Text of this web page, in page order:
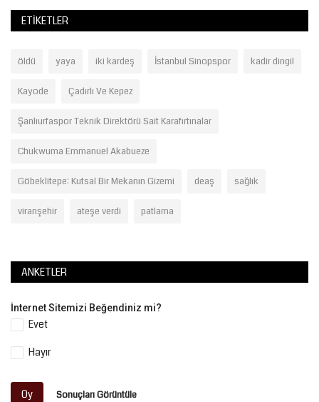
ETIKETLER
öldü yaya iki kardeş İstanbul Sinopspor kadir dingil
Kayode Çadırlı Ve Kepez
Şanlıurfaspor Teknik Direktörü Sait Karafırtınalar
Chukwuma Emmanuel Akabueze
Göbeklitepe: Kutsal Bir Mekanın Gizemi deaş sağlık
viranşehir ateşe verdi patlama
ANKETLER
İnternet Sitemizi Beğendiniz mi?
Evet
Hayır
Oy Sonuçları Görüntüle